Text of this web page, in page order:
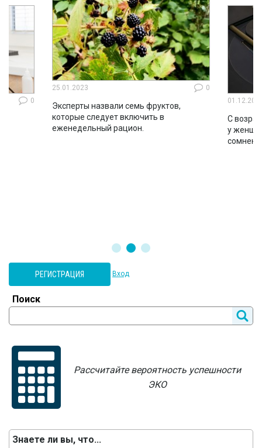
0
25.01.2023 0
Эксперты назвали семь фруктов,
которые следует включить в
еженедельный рацион.
С
у
РЕГИСТРАЦИЯ Вход
Поиск
Рассчитайте вероятность успешности
ЭКО
Знаете ли вы, что...